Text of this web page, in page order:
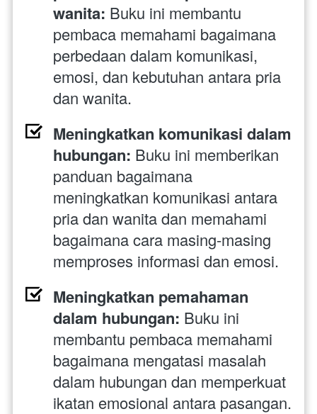
wanita: Buku ini membantu
pembaca memahami bagaimana
perbedaan dalam komunikasi,
emosi, dan kebutuhan antara pria
dan wanita.
Meningkatkan komunikasi dalam
hubungan: Buku ini memberikan
panduan bagaimana
meningkatkan komunikasi antara
pria dan wanita dan memahami
bagaimana cara masing-masing
memproses informasi dan emosi.
Meningkatkan pemahaman
dalam hubungan: Buku ini
membantu pembaca memahami
bagaimana mengatasi masalah
dalam hubungan dan memperkuat
ikatan emosional antara pasangan.